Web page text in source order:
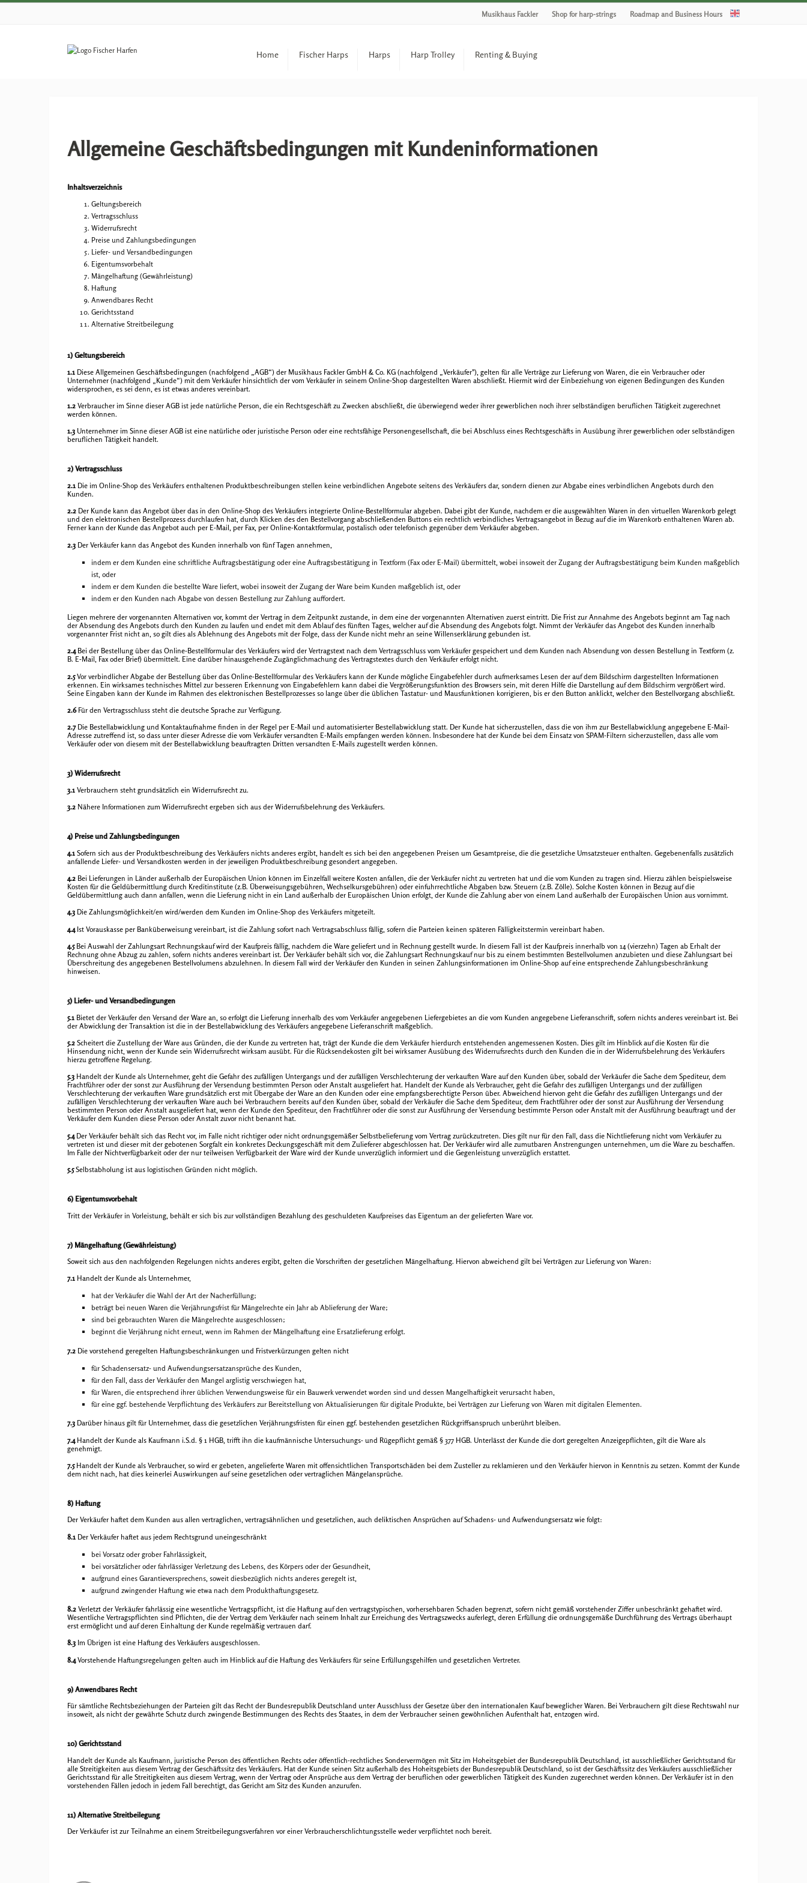
Musikhaus Fackler Shop for harp-strings Roadmap and Business Hours
Home Fischer Harps Harps Harp Trolley Renting & Buying
Allgemeine Geschäftsbedingungen mit Kundeninformationen
Inhaltsverzeichnis
Geltungsbereich
Vertragsschluss
Widerrufsrecht
Preise und Zahlungsbedingungen
Liefer- und Versandbedingungen
Eigentumsvorbehalt
Mängelhaftung (Gewährleistung)
Haftung
Anwendbares Recht
Gerichtsstand
Alternative Streitbeilegung
1) Geltungsbereich
1.1 Diese Allgemeinen Geschäftsbedingungen (nachfolgend „AGB“) der Musikhaus Fackler GmbH & Co. KG (nachfolgend „Verkäufer"), gelten für alle Verträge zur Lieferung von Waren, die ein Verbraucher oder
Unternehmer (nachfolgend „Kunde“) mit dem Verkäufer hinsichtlich der vom Verkäufer in seinem Online-Shop dargestellten Waren abschließt. Hiermit wird der Einbeziehung von eigenen Bedingungen des Kunden
widersprochen, es sei denn, es ist etwas anderes vereinbart.
1.2 Verbraucher im Sinne dieser AGB ist jede natürliche Person, die ein Rechtsgeschäft zu Zwecken abschließt, die überwiegend weder ihrer gewerblichen noch ihrer selbständigen beruflichen Tätigkeit zugerechnet
werden können.
1.3 Unternehmer im Sinne dieser AGB ist eine natürliche oder juristische Person oder eine rechtsfähige Personengesellschaft, die bei Abschluss eines Rechtsgeschäfts in Ausübung ihrer gewerblichen oder selbständigen
beruflichen Tätigkeit handelt.
2) Vertragsschluss
2.1 Die im Online-Shop des Verkäufers enthaltenen Produktbeschreibungen stellen keine verbindlichen Angebote seitens des Verkäufers dar, sondern dienen zur Abgabe eines verbindlichen Angebots durch den
Kunden.
2.2 Der Kunde kann das Angebot über das in den Online-Shop des Verkäufers integrierte Online-Bestellformular abgeben. Dabei gibt der Kunde, nachdem er die ausgewählten Waren in den virtuellen Warenkorb gelegt
und den elektronischen Bestellprozess durchlaufen hat, durch Klicken des den Bestellvorgang abschließenden Buttons ein rechtlich verbindliches Vertragsangebot in Bezug auf die im Warenkorb enthaltenen Waren ab.
Ferner kann der Kunde das Angebot auch per E-Mail, per Fax, per Online-Kontaktformular, postalisch oder telefonisch gegenüber dem Verkäufer abgeben.
2.3 Der Verkäufer kann das Angebot des Kunden innerhalb von fünf Tagen annehmen,
indem er dem Kunden eine schriftliche Auftragsbestätigung oder eine Auftragsbestätigung in Textform (Fax oder E-Mail) übermittelt, wobei insoweit der Zugang der Auftragsbestätigung beim Kunden maßgeblich
ist, oder
indem er dem Kunden die bestellte Ware liefert, wobei insoweit der Zugang der Ware beim Kunden maßgeblich ist, oder
indem er den Kunden nach Abgabe von dessen Bestellung zur Zahlung auffordert.
Liegen mehrere der vorgenannten Alternativen vor, kommt der Vertrag in dem Zeitpunkt zustande, in dem eine der vorgenannten Alternativen zuerst eintritt. Die Frist zur Annahme des Angebots beginnt am Tag nach
der Absendung des Angebots durch den Kunden zu laufen und endet mit dem Ablauf des fünften Tages, welcher auf die Absendung des Angebots folgt. Nimmt der Verkäufer das Angebot des Kunden innerhalb
vorgenannter Frist nicht an, so gilt dies als Ablehnung des Angebots mit der Folge, dass der Kunde nicht mehr an seine Willenserklärung gebunden ist.
2.4Bei der Bestellung über das Online-Bestellformular des Verkäufers wird der Vertragstext nach dem Vertragsschluss vom Verkäufer gespeichert und dem Kunden nach Absendung von dessen Bestellung in Textform (z.
B. E-Mail, Fax oder Brief) übermittelt. Eine darüber hinausgehende Zugänglichmachung des Vertragstextes durch den Verkäufer erfolgt nicht.
2.5Vor verbindlicher Abgabe der Bestellung über das Online-Bestellformular des Verkäufers kann der Kunde mögliche Eingabefehler durch aufmerksames Lesen der auf dem Bildschirm dargestellten Informationen
erkennen. Ein wirksames technisches Mittel zur besseren Erkennung von Eingabefehlern kann dabei die Vergrößerungsfunktion des Browsers sein, mit deren Hilfe die Darstellung auf dem Bildschirm vergrößert wird.
Seine Eingaben kann der Kunde im Rahmen des elektronischen Bestellprozesses so lange über die üblichen Tastatur- und Mausfunktionen korrigieren, bis er den Button anklickt, welcher den Bestellvorgang abschließt.
2.6Für den Vertragsschluss steht die deutsche Sprache zur Verfügung.
2.7Die Bestellabwicklung und Kontaktaufnahme finden in der Regel per E-Mail und automatisierter Bestellabwicklung statt. Der Kunde hat sicherzustellen, dass die von ihm zur Bestellabwicklung angegebene E-Mail-
Adresse zutreffend ist, so dass unter dieser Adresse die vom Verkäufer versandten E-Mails empfangen werden können. Insbesondere hat der Kunde bei dem Einsatz von SPAM-Filtern sicherzustellen, dass alle vom
Verkäufer oder von diesem mit der Bestellabwicklung beauftragten Dritten versandten E-Mails zugestellt werden können.
3) Widerrufsrecht
3.1 Verbrauchern steht grundsätzlich ein Widerrufsrecht zu.
3.2 Nähere Informationen zum Widerrufsrecht ergeben sich aus der Widerrufsbelehrung des Verkäufers.
4) Preise und Zahlungsbedingungen
4.1 Sofern sich aus der Produktbeschreibung des Verkäufers nichts anderes ergibt, handelt es sich bei den angegebenen Preisen um Gesamtpreise, die die gesetzliche Umsatzsteuer enthalten. Gegebenenfalls zusätzlich
anfallende Liefer- und Versandkosten werden in der jeweiligen Produktbeschreibung gesondert angegeben.
4.2 Bei Lieferungen in Länder außerhalb der Europäischen Union können im Einzelfall weitere Kosten anfallen, die der Verkäufer nicht zu vertreten hat und die vom Kunden zu tragen sind. Hierzu zählen beispielsweise
Kosten für die Geldübermittlung durch Kreditinstitute (z.B. Überweisungsgebühren, Wechselkursgebühren) oder einfuhrrechtliche Abgaben bzw. Steuern (z.B. Zölle). Solche Kosten können in Bezug auf die
Geldübermittlung auch dann anfallen, wenn die Lieferung nicht in ein Land außerhalb der Europäischen Union erfolgt, der Kunde die Zahlung aber von einem Land außerhalb der Europäischen Union aus vornimmt.
4.3 Die Zahlungsmöglichkeit/en wird/werden dem Kunden im Online-Shop des Verkäufers mitgeteilt.
4.4Ist Vorauskasse per Banküberweisung vereinbart, ist die Zahlung sofort nach Vertragsabschluss fällig, sofern die Parteien keinen späteren Fälligkeitstermin vereinbart haben.
4.5Bei Auswahl der Zahlungsart Rechnungskauf wird der Kaufpreis fällig, nachdem die Ware geliefert und in Rechnung gestellt wurde. In diesem Fall ist der Kaufpreis innerhalb von 14 (vierzehn) Tagen ab Erhalt der
Rechnung ohne Abzug zu zahlen, sofern nichts anderes vereinbart ist. Der Verkäufer behält sich vor, die Zahlungsart Rechnungskauf nur bis zu einem bestimmten Bestellvolumen anzubieten und diese Zahlungsart bei
Überschreitung des angegebenen Bestellvolumens abzulehnen. In diesem Fall wird der Verkäufer den Kunden in seinen Zahlungsinformationen im Online-Shop auf eine entsprechende Zahlungsbeschränkung
hinweisen.
5) Liefer- und Versandbedingungen
5.1 Bietet der Verkäufer den Versand der Ware an, so erfolgt die Lieferung innerhalb des vom Verkäufer angegebenen Liefergebietes an die vom Kunden angegebene Lieferanschrift, sofern nichts anderes vereinbart ist. Bei
der Abwicklung der Transaktion ist die in der Bestellabwicklung des Verkäufers angegebene Lieferanschrift maßgeblich.
5.2 Scheitert die Zustellung der Ware aus Gründen, die der Kunde zu vertreten hat, trägt der Kunde die dem Verkäufer hierdurch entstehenden angemessenen Kosten. Dies gilt im Hinblick auf die Kosten für die
Hinsendung nicht, wenn der Kunde sein Widerrufsrecht wirksam ausübt. Für die Rücksendekosten gilt bei wirksamer Ausübung des Widerrufsrechts durch den Kunden die in der Widerrufsbelehrung des Verkäufers
hierzu getroffene Regelung.
5.3 Handelt der Kunde als Unternehmer, geht die Gefahr des zufälligen Untergangs und der zufälligen Verschlechterung der verkauften Ware auf den Kunden über, sobald der Verkäufer die Sache dem Spediteur, dem
Frachtführer oder der sonst zur Ausführung der Versendung bestimmten Person oder Anstalt ausgeliefert hat. Handelt der Kunde als Verbraucher, geht die Gefahr des zufälligen Untergangs und der zufälligen
Verschlechterung der verkauften Ware grundsätzlich erst mit Übergabe der Ware an den Kunden oder eine empfangsberechtigte Person über. Abweichend hiervon geht die Gefahr des zufälligen Untergangs und der
zufälligen Verschlechterung der verkauften Ware auch bei Verbrauchern bereits auf den Kunden über, sobald der Verkäufer die Sache dem Spediteur, dem Frachtführer oder der sonst zur Ausführung der Versendung
bestimmten Person oder Anstalt ausgeliefert hat, wenn der Kunde den Spediteur, den Frachtführer oder die sonst zur Ausführung der Versendung bestimmte Person oder Anstalt mit der Ausführung beauftragt und der
Verkäufer dem Kunden diese Person oder Anstalt zuvor nicht benannt hat.
5.4Der Verkäufer behält sich das Recht vor, im Falle nicht richtiger oder nicht ordnungsgemäßer Selbstbelieferung vom Vertrag zurückzutreten. Dies gilt nur für den Fall, dass die Nichtlieferung nicht vom Verkäufer zu
vertreten ist und dieser mit der gebotenen Sorgfalt ein konkretes Deckungsgeschäft mit dem Zulieferer abgeschlossen hat. Der Verkäufer wird alle zumutbaren Anstrengungen unternehmen, um die Ware zu beschaffen.
Im Falle der Nichtverfügbarkeit oder der nur teilweisen Verfügbarkeit der Ware wird der Kunde unverzüglich informiert und die Gegenleistung unverzüglich erstattet.
5.5Selbstabholung ist aus logistischen Gründen nicht möglich.
6) Eigentumsvorbehalt
Tritt der Verkäufer in Vorleistung, behält er sich bis zur vollständigen Bezahlung des geschuldeten Kaufpreises das Eigentum an der gelieferten Ware vor.
7) Mängelhaftung (Gewährleistung)
Soweit sich aus den nachfolgenden Regelungen nichts anderes ergibt, gelten die Vorschriften der gesetzlichen Mängelhaftung. Hiervon abweichend gilt bei Verträgen zur Lieferung von Waren:
7.1 Handelt der Kunde als Unternehmer,
hat der Verkäufer die Wahl der Art der Nacherfüllung;
beträgt bei neuen Waren die Verjährungsfrist für Mängelrechte ein Jahr ab Ablieferung der Ware;
sind bei gebrauchten Waren die Mängelrechte ausgeschlossen;
beginnt die Verjährung nicht erneut, wenn im Rahmen der Mängelhaftung eine Ersatzlieferung erfolgt.
7.2 Die vorstehend geregelten Haftungsbeschränkungen und Fristverkürzungen gelten nicht
für Schadensersatz- und Aufwendungsersatzansprüche des Kunden,
für den Fall, dass der Verkäufer den Mangel arglistig verschwiegen hat,
für Waren, die entsprechend ihrer üblichen Verwendungsweise für ein Bauwerk verwendet worden sind und dessen Mangelhaftigkeit verursacht haben,
für eine ggf. bestehende Verpflichtung des Verkäufers zur Bereitstellung von Aktualisierungen für digitale Produkte, bei Verträgen zur Lieferung von Waren mit digitalen Elementen.
7.3 Darüber hinaus gilt für Unternehmer, dass die gesetzlichen Verjährungsfristen für einen ggf. bestehenden gesetzlichen Rückgriffsanspruch unberührt bleiben.
7.4Handelt der Kunde als Kaufmann i.S.d. § 1 HGB, trifft ihn die kaufmännische Untersuchungs- und Rügepflicht gemäß § 377 HGB. Unterlässt der Kunde die dort geregelten Anzeigepflichten, gilt die Ware als
genehmigt.
7.5Handelt der Kunde als Verbraucher, so wird er gebeten, angelieferte Waren mit offensichtlichen Transportschäden bei dem Zusteller zu reklamieren und den Verkäufer hiervon in Kenntnis zu setzen. Kommt der Kunde
dem nicht nach, hat dies keinerlei Auswirkungen auf seine gesetzlichen oder vertraglichen Mängelansprüche.
8) Haftung
Der Verkäufer haftet dem Kunden aus allen vertraglichen, vertragsähnlichen und gesetzlichen, auch deliktischen Ansprüchen auf Schadens- und Aufwendungsersatz wie folgt:
8.1 Der Verkäufer haftet aus jedem Rechtsgrund uneingeschränkt
bei Vorsatz oder grober Fahrlässigkeit,
bei vorsätzlicher oder fahrlässiger Verletzung des Lebens, des Körpers oder der Gesundheit,
aufgrund eines Garantieversprechens, soweit diesbezüglich nichts anderes geregelt ist,
aufgrund zwingender Haftung wie etwa nach dem Produkthaftungsgesetz.
8.2 Verletzt der Verkäufer fahrlässig eine wesentliche Vertragspflicht, ist die Haftung auf den vertragstypischen, vorhersehbaren Schaden begrenzt, sofern nicht gemäß vorstehender Ziffer unbeschränkt gehaftet wird.
Wesentliche Vertragspflichten sind Pflichten, die der Vertrag dem Verkäufer nach seinem Inhalt zur Erreichung des Vertragszwecks auferlegt, deren Erfüllung die ordnungsgemäße Durchführung des Vertrags überhaupt
erst ermöglicht und auf deren Einhaltung der Kunde regelmäßig vertrauen darf.
8.3 Im Übrigen ist eine Haftung des Verkäufers ausgeschlossen.
8.4Vorstehende Haftungsregelungen gelten auch im Hinblick auf die Haftung des Verkäufers für seine Erfüllungsgehilfen und gesetzlichen Vertreter.
9) Anwendbares Recht
Für sämtliche Rechtsbeziehungen der Parteien gilt das Recht der Bundesrepublik Deutschland unter Ausschluss der Gesetze über den internationalen Kauf beweglicher Waren. Bei Verbrauchern gilt diese Rechtswahl nur
insoweit, als nicht der gewährte Schutz durch zwingende Bestimmungen des Rechts des Staates, in dem der Verbraucher seinen gewöhnlichen Aufenthalt hat, entzogen wird.
10) Gerichtsstand
Handelt der Kunde als Kaufmann, juristische Person des öffentlichen Rechts oder öffentlich-rechtliches Sondervermögen mit Sitz im Hoheitsgebiet der Bundesrepublik Deutschland, ist ausschließlicher Gerichtsstand für
alle Streitigkeiten aus diesem Vertrag der Geschäftssitz des Verkäufers. Hat der Kunde seinen Sitz außerhalb des Hoheitsgebiets der Bundesrepublik Deutschland, so ist der Geschäftssitz des Verkäufers ausschließlicher
Gerichtsstand für alle Streitigkeiten aus diesem Vertrag, wenn der Vertrag oder Ansprüche aus dem Vertrag der beruflichen oder gewerblichen Tätigkeit des Kunden zugerechnet werden können. Der Verkäufer ist in den
vorstehenden Fällen jedoch in jedem Fall berechtigt, das Gericht am Sitz des Kunden anzurufen.
11) Alternative Streitbeilegung
Der Verkäufer ist zur Teilnahme an einem Streitbeilegungsverfahren vor einer Verbraucherschlichtungsstelle weder verpflichtet noch bereit.